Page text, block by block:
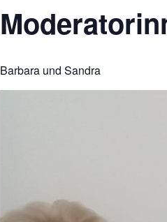
Barbara und Sandra